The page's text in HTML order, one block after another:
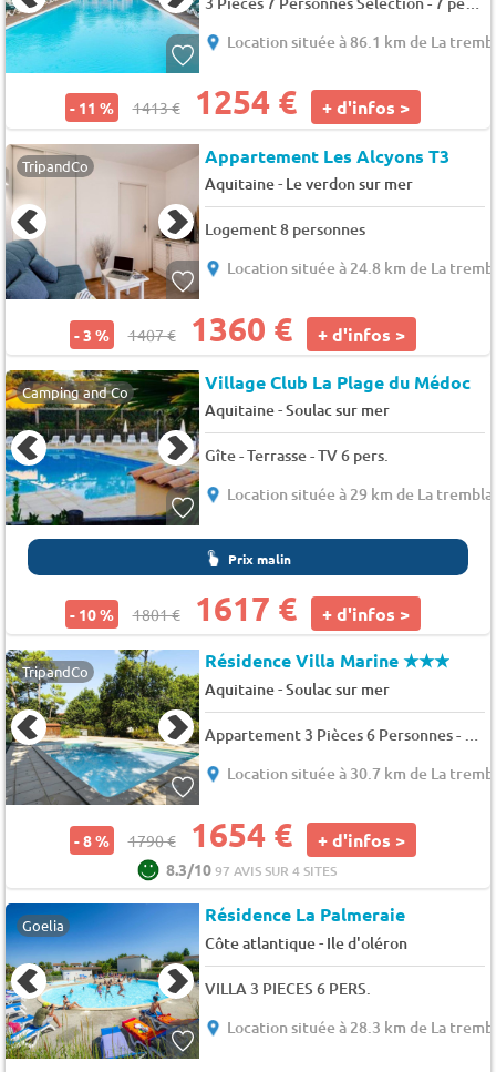
Location située à 86.1 km de La
- 11 % 1413 € 1254 € + d'infos >
TripandCo Appartement Les Alcyons T3
Aquitaine- Le verdon sur mer
Logement 8 personnes
Location située à 24.8 km de La
- 3 % 1407 € 1360 € + d'infos >
Camping and Co Village Club La Plage du Médoc
Aquitaine-Soulac sur mer
Gîte - Terrasse - TV 6 pers.
Location située à 29 km de La
Prix malin
- 10 % 1801 € 1617 € + d'infos >
TripandCo Résidence Villa Marine★★★
Aquitaine-Soulac sur mer
Appartement 3 Pièces 6 Personnes - Sélection - 6 pers. - 55m2 - TV
Location située à 30.7 km de La
- 8 % 1790 € 1654 € + d'infos >
8.3/1097 AVIS SUR 4 SITES
Goelia Résidence La Palmeraie
Côte atlantique- Ile d'oléron
VILLA 3 PIECES 6 PERS.
Location située à 28.3 km de La